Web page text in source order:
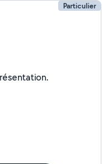
Particulier
pas encore renseigné ma présentation.